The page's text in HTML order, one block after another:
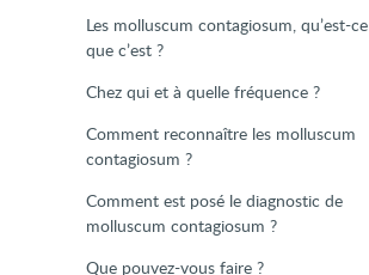
Les molluscum contagiosum, qu’est-ce
que c’est ?
Chez qui et à quelle fréquence ?
Comment reconnaître les molluscum
contagiosum ?
Comment est posé le diagnostic de
molluscum contagiosum ?
Que pouvez-vous faire ?